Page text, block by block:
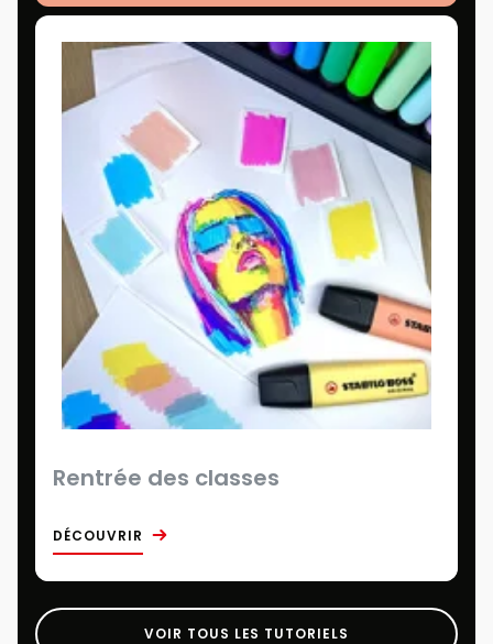
Rentrée des classes
DÉCOUVRIR
VOIR TOUS LES TUTORIELS